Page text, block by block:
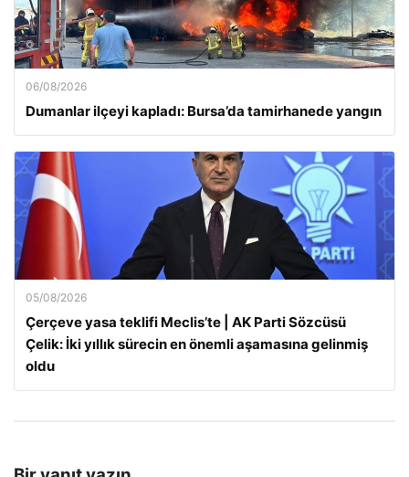
06/08/2026
Dumanlar ilçeyi kapladı: Bursa’da tamirhanede yangın
05/08/2026
Çerçeve yasa teklifi Meclis’te | AK Parti Sözcüsü
Çelik: İki yıllık sürecin en önemli aşamasına gelinmiş
oldu